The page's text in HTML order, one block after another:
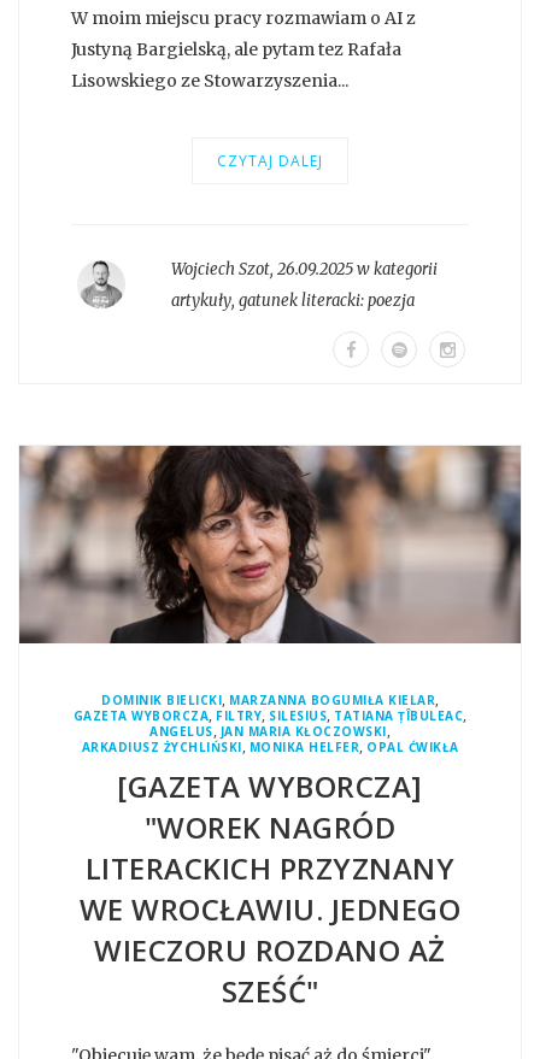
W moim miejscu pracy rozmawiam o AI z
Justyną Bargielską, ale pytam tez Rafała
Lisowskiego ze Stowarzyszenia...
CZYTAJ DALEJ
Wojciech Szot, 26.09.2025 w kategorii
artykuły, gatunek literacki:poezja
DOMINIK BIELICKI, MARZANNA BOGUMIŁA KIELAR,
GAZETA WYBORCZA, FILTRY, SILESIUS, TATIANA ȚÎBULEAC,
ANGELUS, JAN MARIA KŁOCZOWSKI,
ARKADIUSZ ŻYCHLIŃSKI, MONIKA HELFER, OPAL ĆWIKŁA
[GAZETA WYBORCZA]
"WOREK NAGRÓD
LITERACKICH PRZYZNANY
WE WROCŁAWIU. JEDNEGO
WIECZORU ROZDANO AŻ
SZEŚĆ"